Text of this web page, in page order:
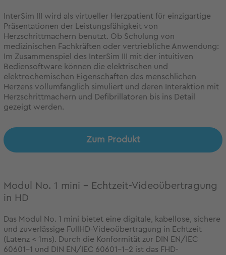
InterSim III wird als virtueller Herzpatient für einzigartige
Präsentationen der Leistungsfähigkeit von
Herzschrittmachern benutzt. Ob Schulung von
medizinischen Fachkräften oder vertriebliche Anwendung:
Im Zusammenspiel des InterSim III mit der intuitiven
Bediensoftware können die elektrischen und
elektrochemischen Eigenschaften des menschlichen
Herzens vollumfänglich simuliert und deren Interaktion mit
Herzschrittmachern und Defibrillatoren bis ins Detail
gezeigt werden.
Zum Produkt
Modul No. 1 mini - Echtzeit-Videoübertragung
in HD
Das Modul No. 1 mini bietet eine digitale, kabellose, sichere
und zuverlässige FullHD-Videoübertragung in Echtzeit
(Latenz < 1ms). Durch die Konformität zur DIN EN/IEC
60601-1 und DIN EN/IEC 60601-1-2 ist das FHD-